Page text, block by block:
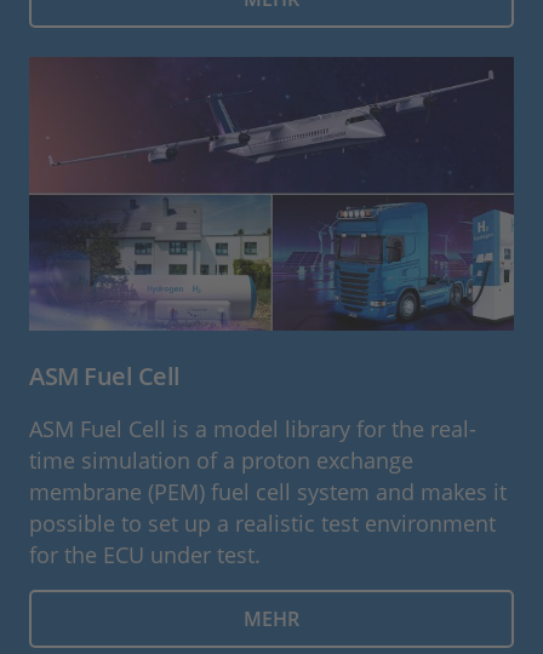
ASM Fuel Cell
ASM Fuel Cell is a model library for the real-
time simulation of a proton exchange
membrane (PEM) fuel cell system and makes it
possible to set up a realistic test environment
for the ECU under test.
MEHR